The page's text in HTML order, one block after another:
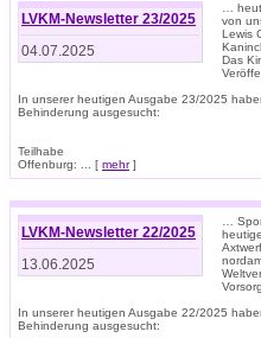
LVKM-Newsletter 23/2025
04.07.2025
…
von
Lewis
Das
In unserer heutigen Ausgabe 23/2025
Behinderung ausgesucht:
Teilhabe
Offenburg: ... [ mehr]
LVKM-Newsletter 22/2025
13.06.2025
…
In unserer heutigen Ausgabe 22/2025
Behinderung ausgesucht: